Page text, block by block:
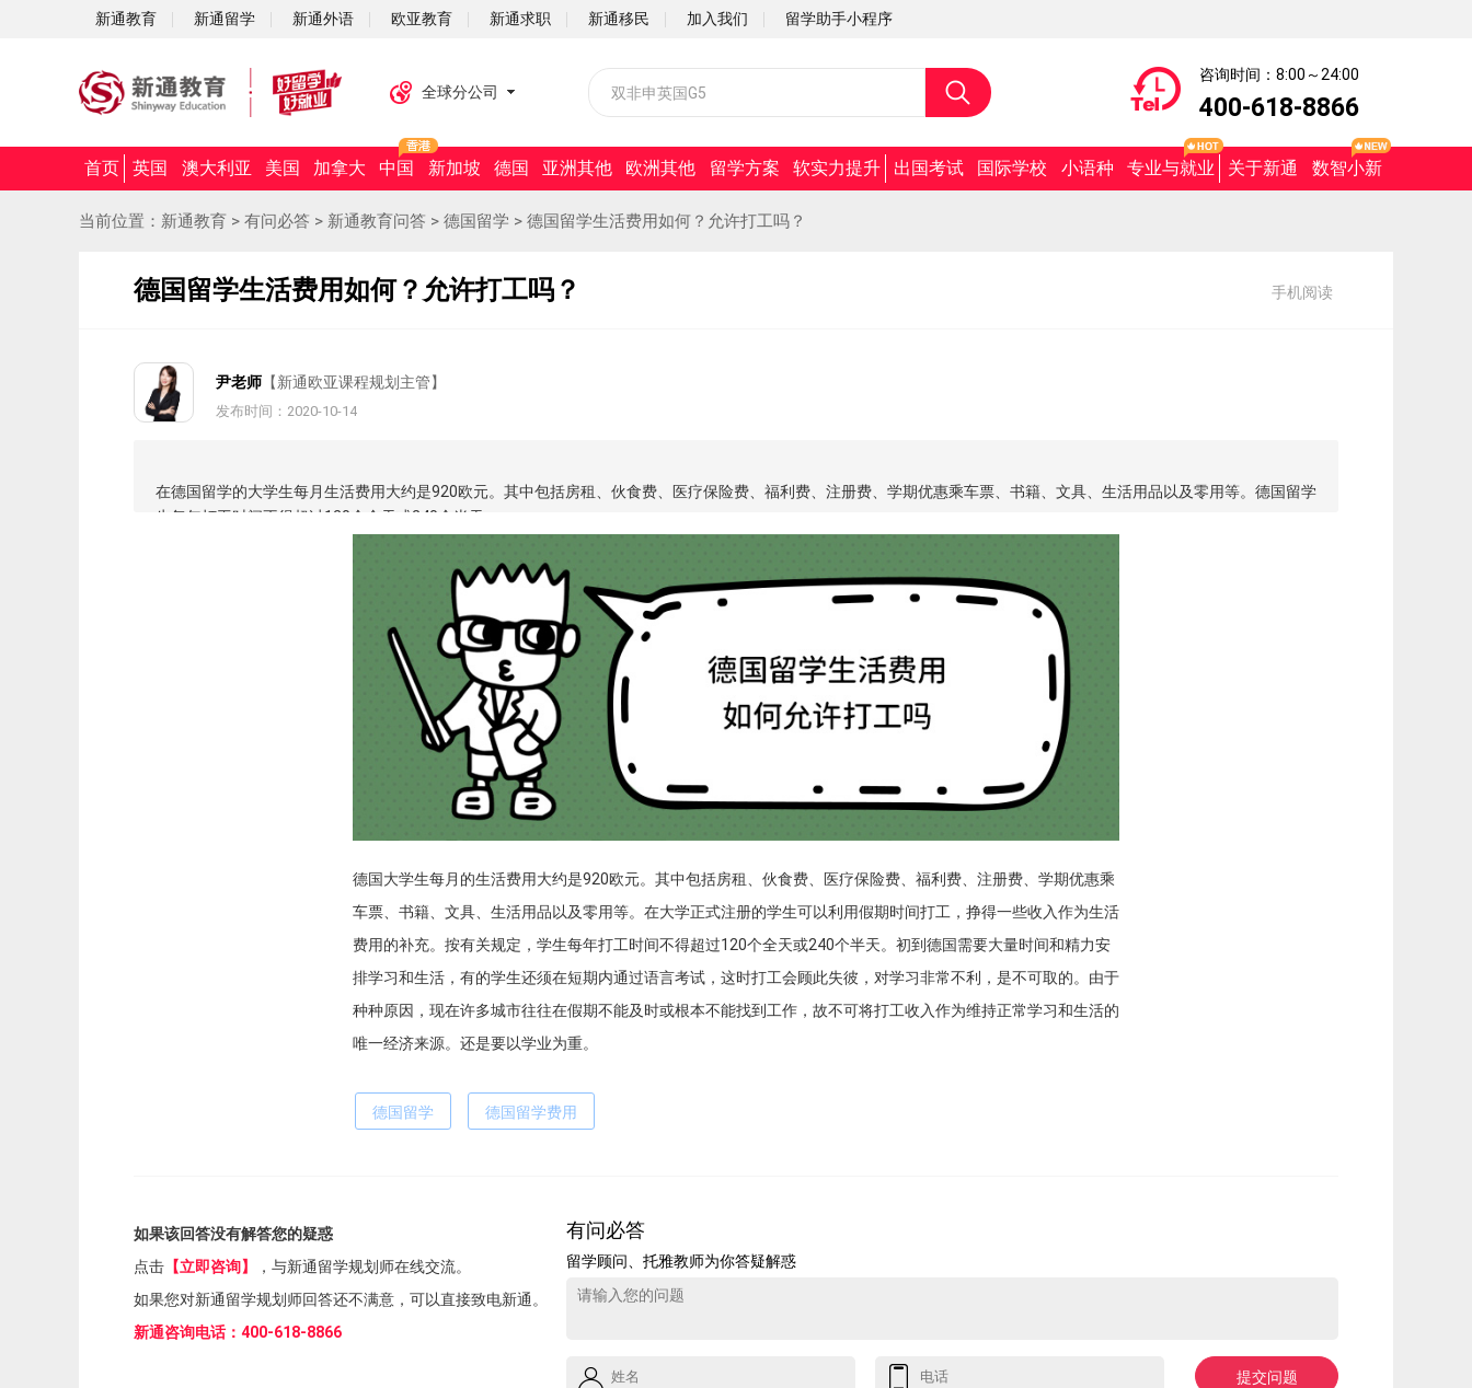
新通教育 新通留学 新通外语 欧亚教育 新通求职 新通移民 加入我们
社会招聘
留学助手小程序
全球分公司
咨询时间：8:00～24:00
400-618-8866
首页 英国 澳大利亚 美国 加拿大 中国 新加坡 德国 亚洲其他 欧洲其他 留学方案 软实力提升 出国考试 国际学校 小语种 专业与就业 关于新通 数智小新
当前位置： 新通教育 > 有问必答 > 新通教育问答 > 德国留学 > 德国留学生活费用如何？允许打工吗？
德国留学生活费用如何？允许打工吗？ 手机阅读
尹老师 【新通欧亚课程规划主管】
发布时间：2020-10-14
在德国留学的大学生每月生活费用大约是920欧元。其中包括房租、伙食费、医疗保险费、福利费、注册费、学期优惠乘车票、书籍、文具、生活用品以及零用等。德国留学
生每年打工时间不得超过120个全天或240个半天。
德国大学生每月的生活费用大约是920欧元。其中包括房租、伙食费、医疗保险费、福利费、注册费、学期优惠乘
车票、书籍、文具、生活用品以及零用等。在大学正式注册的学生可以利用假期时间打工，挣得一些收入作为生活
费用的补充。按有关规定，学生每年打工时间不得超过120个全天或240个半天。初到德国需要大量时间和精力安
排学习和生活，有的学生还须在短期内通过语言考试，这时打工会顾此失彼，对学习非常不利，是不可取的。由于
种种原因，现在许多城市往往在假期不能及时或根本不能找到工作，故不可将打工收入作为维持正常学习和生活的
唯一经济来源。还是要以学业为重。
德国留学 德国留学费用
如果该回答没有解答您的疑惑
点击 【立即咨询】
，与新通留学规划师在线交流。
如果您对新通留学规划师回答还不满意，可以直接致电新通。
新通咨询电话：400-618-8866
有问必答
留学顾问、托雅教师为你答疑解惑
提交问题